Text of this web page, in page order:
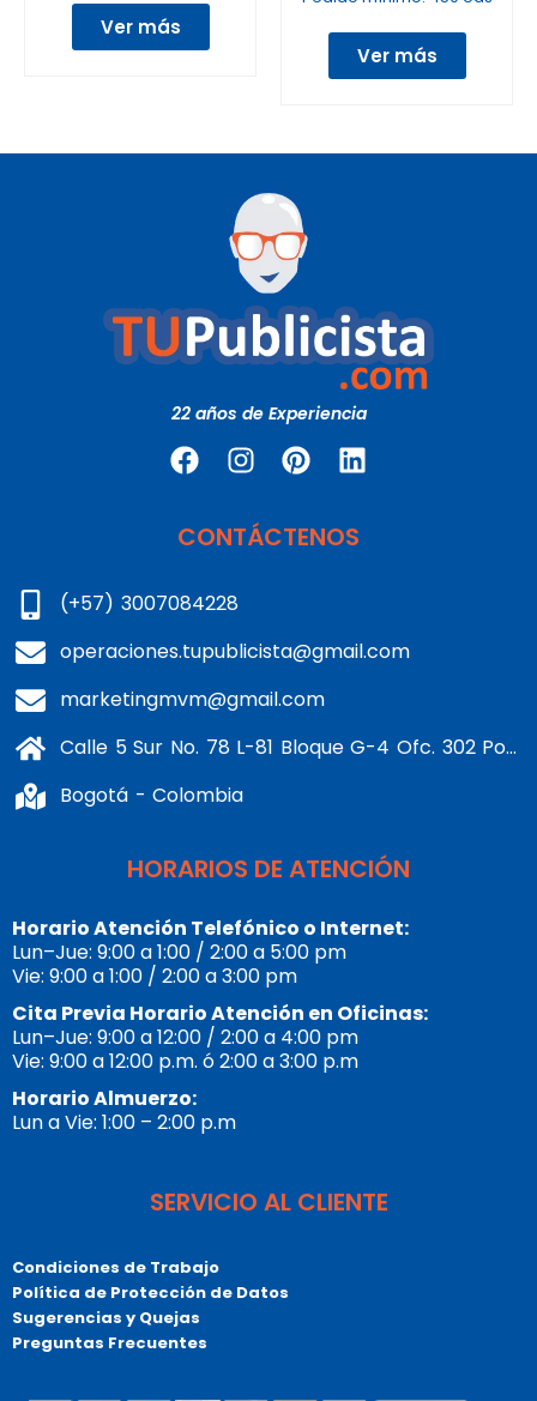
Ver más
Ver más
22 años de Experiencia
CONTÁCTENOS
(+57) 3007084228
operaciones.tupublicista@gmail.com
marketingmvm@gmail.com
Calle 5 Sur No. 78 L-81 Bloque G-4 Ofc. 302 Portería 1 Banderas - Kennedy
Bogotá - Colombia
HORARIOS DE ATENCIÓN
Horario Atención Telefónico o Internet:
Lun–Jue: 9:00 a 1:00 / 2:00 a 5:00 pm
Vie: 9:00 a 1:00 / 2:00 a 3:00 pm
Cita Previa Horario Atención en Oficinas:
Lun–Jue: 9:00 a 12:00 / 2:00 a 4:00 pm
Vie: 9:00 a 12:00 p.m. ó 2:00 a 3:00 p.m
Horario Almuerzo:
Lun a Vie: 1:00 – 2:00 p.m
SERVICIO AL CLIENTE
Condiciones de Trabajo
Política de Protección de Datos
Sugerencias y Quejas
Preguntas Frecuentes